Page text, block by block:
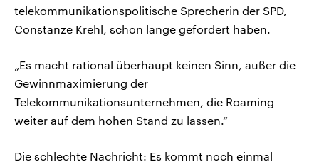
telekommunikationspolitische Sprecherin der SPD,
Constanze Krehl, schon lange gefordert haben.
„Es macht rational überhaupt keinen Sinn, außer die
Gewinnmaximierung der
Telekommunikationsunternehmen, die Roaming
weiter auf dem hohen Stand zu lassen.“
Die schlechte Nachricht: Es kommt noch einmal